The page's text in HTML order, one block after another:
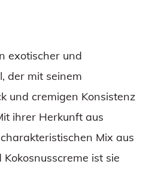
exotischer und
der mit seinem
und cremigen Konsistenz
ihrer Herkunft aus
Mix aus
ist sie